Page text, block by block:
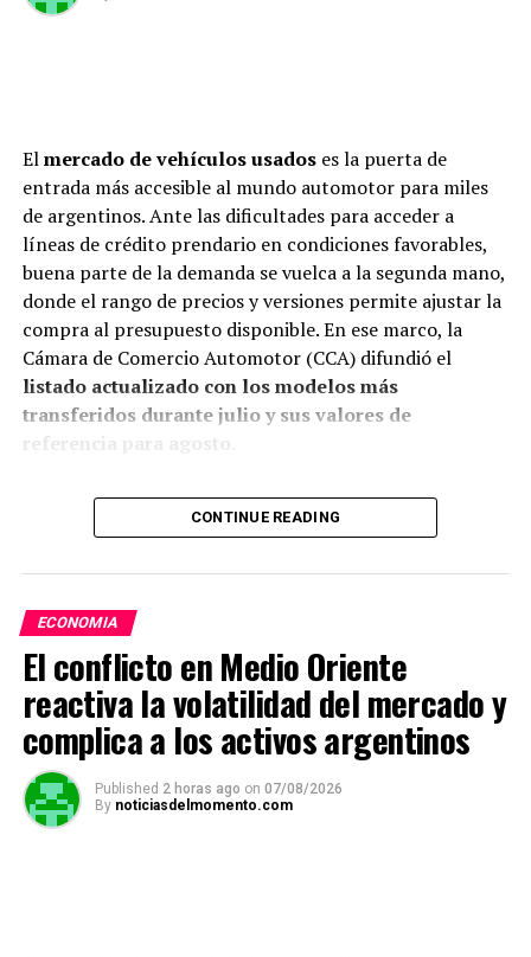
Elmercado de vehículos usadoses la puerta de
entrada más accesible al mundo automotor para miles
de argentinos. Ante las dificultades para acceder a
líneas de crédito prendario en condiciones favorables,
buena parte de la demanda se vuelca a la segunda mano,
donde el rango de precios y versiones permite ajustar la
compra al presupuesto disponible. En ese marco, la
Cámara de Comercio Automotor (CCA) difundió el
listado actualizado con los modelos más
transferidos durante julio y sus valores de
referencia para agosto
Volkswagen Gol y Trendvolvió a ubicarse en la cima
de las preferencias, con 8.276 unidades vendidas en julio.
tercer lugar se ubicó elChevrolet Corsa y Classic, con
4.174 transferencias. El resto del podio de las pick ups
medianas quedó en manos de la
con 3.768 unidades, y laFord Ranger, con 3.722.
ADVERTISEMENT
CONTINUE READING
ECONOMIA
El conflicto en Medio Oriente
reactiva la volatilidad del mercado y
complica a los activos argentinos
Published 2 horas ago on 07/08/2026
By noticiasdelmomento.com